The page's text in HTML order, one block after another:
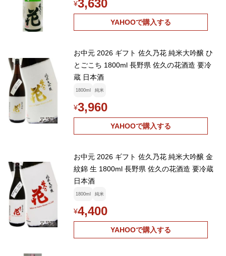
¥3,630
YAHOOで購入する
お中元 2026 ギフト 佐久乃花 純米大吟醸 ひ
とごこち 1800ml 長野県 佐久の花酒造 要冷
蔵 日本酒
1800ml 純米
¥3,960
YAHOOで購入する
お中元 2026 ギフト 佐久乃花 純米大吟醸 金
紋錦 生 1800ml 長野県 佐久の花酒造 要冷蔵
日本酒
1800ml 純米
¥4,400
YAHOOで購入する